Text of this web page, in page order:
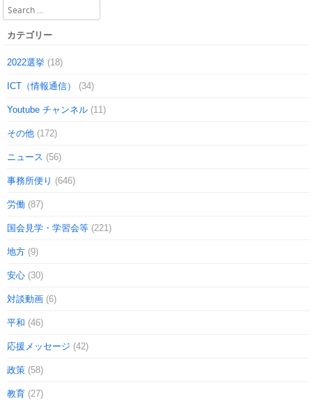
Search
カテゴリー
2022選挙 (18)
ICT（情報通信） (34)
Youtube チャンネル (11)
その他 (172)
ニュース (56)
事務所便り (646)
労働 (87)
国会見学・学習会等 (221)
地方 (9)
安心 (30)
対談動画 (6)
平和 (46)
応援メッセージ (42)
政策 (58)
教育 (27)